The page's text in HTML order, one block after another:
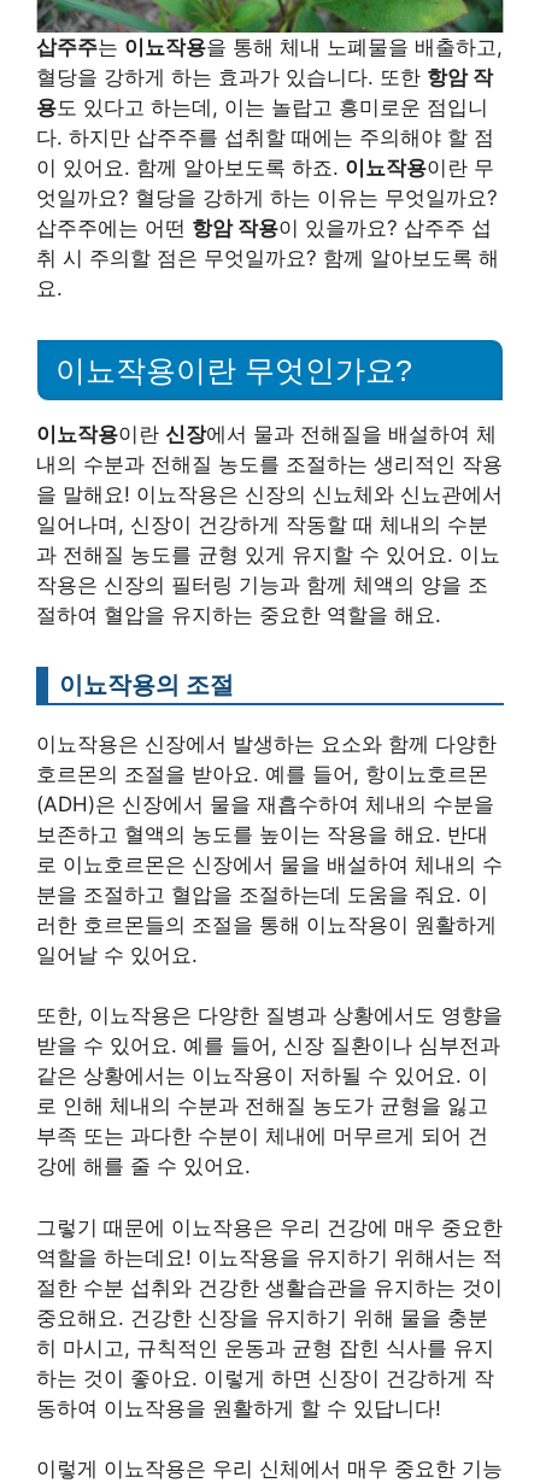
삽주주는 이뇨작용을 통해 체내 노폐물을 배출하고,
혈당을 강하게 하는 효과가 있습니다. 또한 항암 작
용도 있다고 하는데, 이는 놀랍고 흥미로운 점입니
다. 하지만 삽주주를 섭취할 때에는 주의해야 할 점
이 있어요. 함께 알아보도록 하죠. 이뇨작용이란 무
엇일까요? 혈당을 강하게 하는 이유는 무엇일까요?
삽주주에는 어떤 항암 작용이 있을까요? 삽주주 섭
취 시 주의할 점은 무엇일까요? 함께 알아보도록 해
요.
이뇨작용이란 무엇인가요?
이뇨작용이란 신장에서 물과 전해질을 배설하여 체
내의 수분과 전해질 농도를 조절하는 생리적인 작용
을 말해요! 이뇨작용은 신장의 신뇨체와 신뇨관에서
일어나며, 신장이 건강하게 작동할 때 체내의 수분
과 전해질 농도를 균형 있게 유지할 수 있어요. 이뇨
작용은 신장의 필터링 기능과 함께 체액의 양을 조
절하여 혈압을 유지하는 중요한 역할을 해요.
이뇨작용의 조절
이뇨작용은 신장에서 발생하는 요소와 함께 다양한
호르몬의 조절을 받아요. 예를 들어, 항이뇨호르몬
(ADH)은 신장에서 물을 재흡수하여 체내의 수분을
보존하고 혈액의 농도를 높이는 작용을 해요. 반대
로 이뇨호르몬은 신장에서 물을 배설하여 체내의 수
분을 조절하고 혈압을 조절하는데 도움을 줘요. 이
러한 호르몬들의 조절을 통해 이뇨작용이 원활하게
일어날 수 있어요.
또한, 이뇨작용은 다양한 질병과 상황에서도 영향을
받을 수 있어요. 예를 들어, 신장 질환이나 심부전과
같은 상황에서는 이뇨작용이 저하될 수 있어요. 이
로 인해 체내의 수분과 전해질 농도가 균형을 잃고
부족 또는 과다한 수분이 체내에 머무르게 되어 건
강에 해를 줄 수 있어요.
그렇기 때문에 이뇨작용은 우리 건강에 매우 중요한
역할을 하는데요! 이뇨작용을 유지하기 위해서는 적
절한 수분 섭취와 건강한 생활습관을 유지하는 것이
중요해요. 건강한 신장을 유지하기 위해 물을 충분
히 마시고, 규칙적인 운동과 균형 잡힌 식사를 유지
하는 것이 좋아요. 이렇게 하면 신장이 건강하게 작
동하여 이뇨작용을 원활하게 할 수 있답니다!
이렇게 이뇨작용은 우리 신체에서 매우 중요한 기능